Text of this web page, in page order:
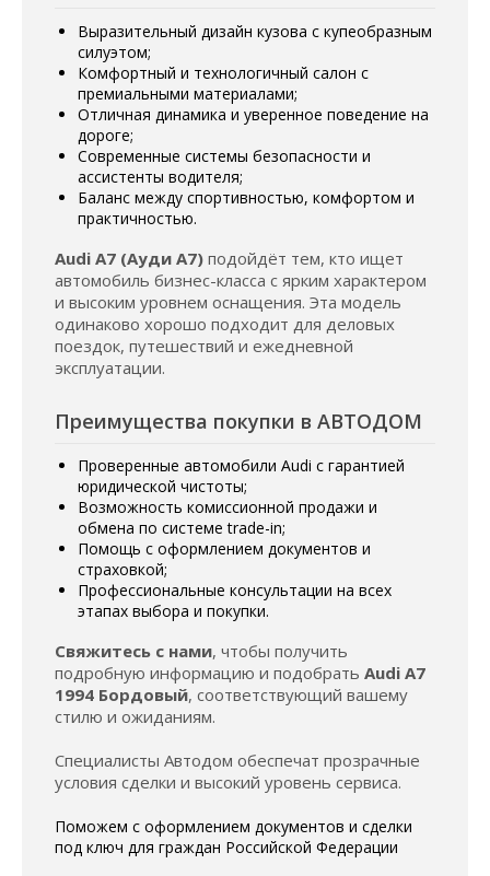
Выразительный дизайн кузова с купеобразным
силуэтом;
Комфортный и технологичный салон с
премиальными материалами;
Отличная динамика и уверенное поведение на
дороге;
Современные системы безопасности и
ассистенты водителя;
Баланс между спортивностью, комфортом и
практичностью.
Audi A7 (Ауди А7) подойдёт тем, кто ищет
автомобиль бизнес-класса с ярким характером
и высоким уровнем оснащения. Эта модель
одинаково хорошо подходит для деловых
поездок, путешествий и ежедневной
эксплуатации.
Преимущества покупки в АВТОДОМ
Проверенные автомобили Audi с гарантией
юридической чистоты;
Возможность комиссионной продажи и
обмена по системе trade-in;
Помощь с оформлением документов и
страховкой;
Профессиональные консультации на всех
этапах выбора и покупки.
Свяжитесь с нами, чтобы получить
подробную информацию и подобрать Audi A7
1994 Бордовый, соответствующий вашему
стилю и ожиданиям.
Специалисты Автодом обеспечат прозрачные
условия сделки и высокий уровень сервиса.
Поможем с оформлением документов и сделки
под ключ для граждан Российской Федерации